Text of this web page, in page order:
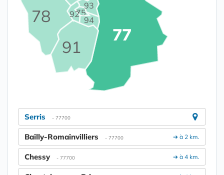
75
77
78
91
92
93
94
Serris - 77700
➔ à 2 km.
Bailly-Romainvilliers - 77700
➔ à 4 km.
Chessy - 77700